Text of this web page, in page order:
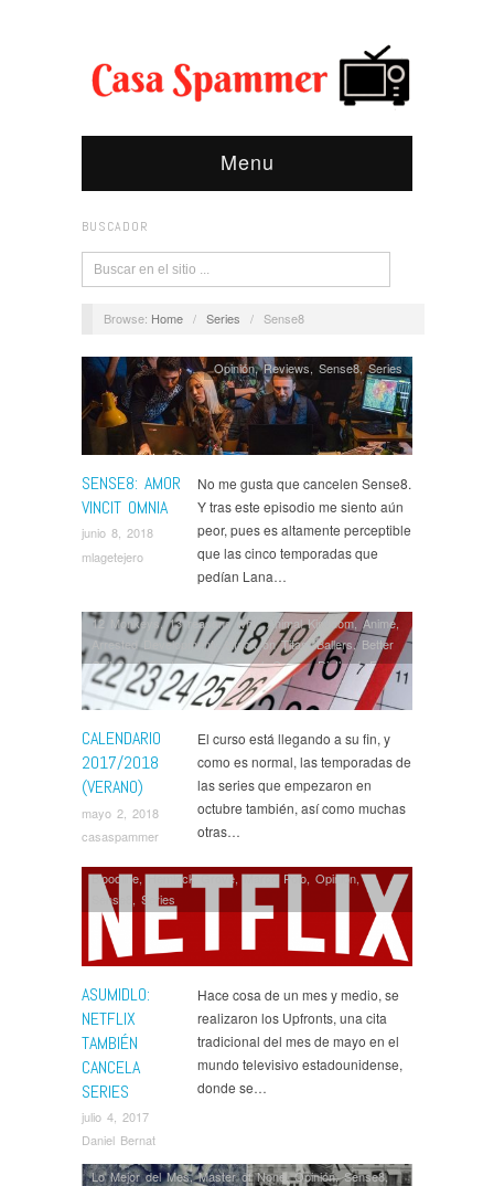
Menu
BUSCADOR
Browse: Home / Series / Sense8
SENSE8: AMOR
VINCIT OMNIA
junio 8, 2018
mlagetejero
Opinión,Reviews,Sense8,Series
No me gusta que cancelen Sense8.
Y tras este episodio me siento aún
peor, pues es altamente perceptible
que las cinco temporadas que
pedían Lana…
CALENDARIO
2017/2018
(VERANO)
mayo 2, 2018
casaspammer
12 Monkeys,13 reasons why,Animal Kingdom,Anime,
Arrested Development,Attack on Titan,Ballers,Better
Call Saul,Castle Rock,Casual,Colony,Dietland,Fear
The Walking Dead,GLOW,Humans,Jack Ryan , Luke
Cage,Marvel, Nashville,Noticias,Orange is the New
Sharp Objects
Shooter,Six ,Snowfall,Succession,
Suits,The Affair The Sinner,Trial & Error,Unbreakable
Kimmy Schmidt
El curso está llegando a su fin, y
como es normal, las temporadas de
las series que empezaron en
octubre también, así como muchas
otras…
ASUMIDLO:
NETFLIX
TAMBIÉN
CANCELA
SERIES
julio 4, 2017
Daniel Bernat
Bloodline,Hemlock Grove,Marco Polo, Opinión,
Sense8 , Series
Hace cosa de un mes y medio, se
realizaron los Upfronts, una cita
tradicional del mes de mayo en el
mundo televisivo estadounidense,
donde se…
Lo Mejor del Mes,Master of None,Opinión,Sense8,